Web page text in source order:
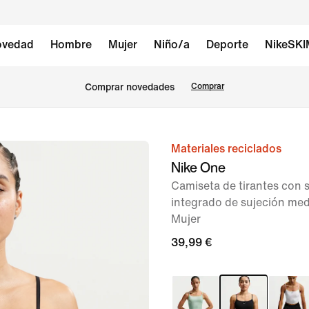
Hombre Mujer Niño/a Deporte
Comprar novedades Comprar
ImagenMateriales reciclados
Nike One
Camiseta de tirantes con
integrado de sujeción
Mujer
39,99 €